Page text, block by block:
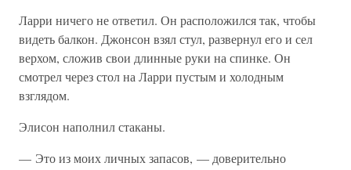
Ларри ничего не ответил. Он расположился так, чтобы
видеть балкон. Джонсон взял стул, развернул его и сел
верхом, сложив свои длинные руки на спинке. Он
смотрел через стол на Ларри пустым и холодным
взглядом.
Элисон наполнил стаканы.
— Это из моих личных запасов, — доверительно